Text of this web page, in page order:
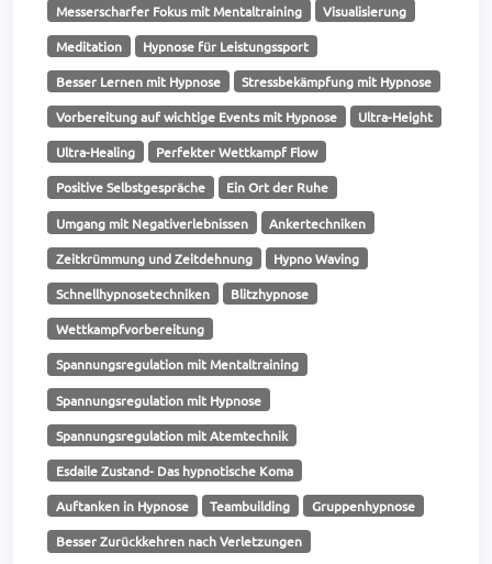
Messerscharfer Fokus mit Mentaltraining Visualisierung
Meditation Hypnose für Leistungssport
Besser Lernen mit Hypnose Stressbekämpfung mit Hypnose
Vorbereitung auf wichtige Events mit Hypnose Ultra-Height
Ultra-Healing Perfekter Wettkampf Flow
Positive Selbstgespräche Ein Ort der Ruhe
Umgang mit Negativerlebnissen Ankertechniken
Zeitkrümmung und Zeitdehnung Hypno Waving
Schnellhypnosetechniken Blitzhypnose
Wettkampfvorbereitung
Spannungsregulation mit Mentaltraining
Spannungsregulation mit Hypnose
Spannungsregulation mit Atemtechnik
Esdaile Zustand- Das hypnotische Koma
Auftanken in Hypnose Teambuilding Gruppenhypnose
Besser Zurückkehren nach Verletzungen